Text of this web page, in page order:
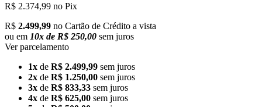
R$ 2.374,99 no Pix
R$ 2.499,99 no Cartão de Crédito a vista
ou em 10x de R$ 250,00 sem juros
Ver parcelamento
1x de R$ 2.499,99 sem juros
2x de R$ 1.250,00 sem juros
3x de R$ 833,33 sem juros
4x de R$ 625,00 sem juros